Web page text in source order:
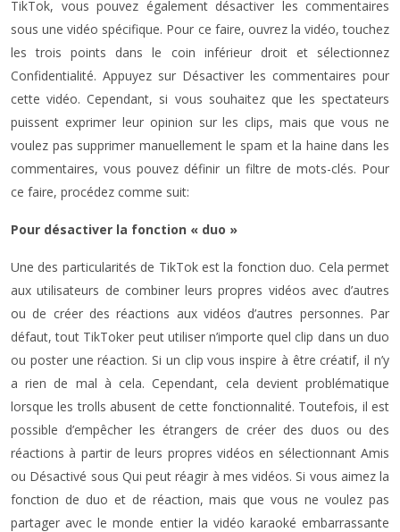
TikTok, vous pouvez également désactiver les commentaires
sous une vidéo spécifique. Pour ce faire, ouvrez la vidéo, touchez
les trois points dans le coin inférieur droit et sélectionnez
Confidentialité. Appuyez sur Désactiver les commentaires pour
cette vidéo. Cependant, si vous souhaitez que les spectateurs
puissent exprimer leur opinion sur les clips, mais que vous ne
voulez pas supprimer manuellement le spam et la haine dans les
commentaires, vous pouvez définir un filtre de mots-clés. Pour
ce faire, procédez comme suit:
Pour désactiver la fonction « duo »
Une des particularités de TikTok est la fonction duo. Cela permet
aux utilisateurs de combiner leurs propres vidéos avec d’autres
ou de créer des réactions aux vidéos d’autres personnes. Par
défaut, tout TikToker peut utiliser n’importe quel clip dans un duo
ou poster une réaction. Si un clip vous inspire à être créatif, il n’y
a rien de mal à cela. Cependant, cela devient problématique
lorsque les trolls abusent de cette fonctionnalité. Toutefois, il est
possible d’empêcher les étrangers de créer des duos ou des
réactions à partir de leurs propres vidéos en sélectionnant Amis
ou Désactivé sous Qui peut réagir à mes vidéos. Si vous aimez la
fonction de duo et de réaction, mais que vous ne voulez pas
partager avec le monde entier la vidéo karaoké embarrassante